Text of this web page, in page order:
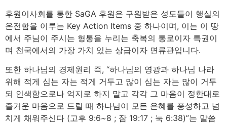
후원이사회를 통한 SaGA 후원은 구원받은 성도들이 행실의
온전함을 이루는 Key Action Items 중 하나이며, 이는 이 땅
에서 주님이 주시는 형통을 누리는 축복의 통로이자 특권이
며 천국에서의 가장 가치 있는 상급이자 면류관입니다.
또한 하나님의 경제원리 즉, “하나님의 영광과 하나님 나라
위해 적게 심는 자는 적게 거두고 많이 심는 자는 많이 거두
되 인색함으로나 억지로 하지 말고 각각 그 마음이 정한대로
즐거운 마음으로 드릴 때 하나님이 모든 은혜를 풍성하고 넘
치게 채워주신다 (고후 9:6~8 ; 잠 19:17 ; 눅 6:38)”는 말씀